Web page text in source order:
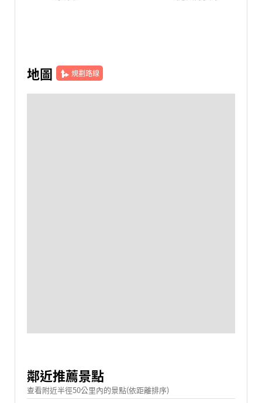
地圖 規劃路線
鄰近推薦景點
查看附近半徑50公里內的景點(依距離排序)